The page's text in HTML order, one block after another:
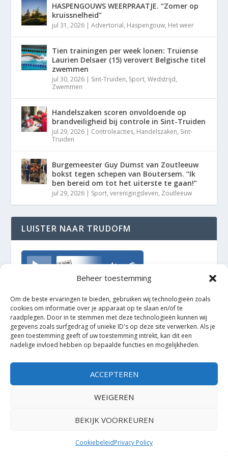
Beheer toestemming
Om de beste ervaringen te bieden, gebruiken wij technologieën zoals
cookies om informatie over je apparaat op te slaan en/of te
raadplegen. Door in te stemmen met deze technologieën kunnen wij
gegevens zoals surfgedrag of unieke ID's op deze site verwerken. Als je
geen toestemming geeft of uw toestemming intrekt, kan dit een
nadelige invloed hebben op bepaalde functies en mogelijkheden.
ACCEPTEREN
WEIGEREN
BEKIJK VOORKEUREN
CookiebeleidPrivacy Policy
HASPENGOUWS WEERPRAATJE. “Zomer op
kruissnelheid”
jul 31, 2026 |Advertorial, Haspengouw, Het weer
Tien trainingen per week lonen: Truiense
Laurien Delsaer (15) verovert Belgische titel
zwemmen
jul 30, 2026 | Sint-Truiden, Sport,Wedstrijd,
Zwemmen
Handelszaken scoren onvoldoende op
brandveiligheid bij controle in Sint-Truiden
jul 29, 2026 | Controleacties, Handelszaken, Sint-
Truiden
Burgemeester Guy Dumst van Zoutleeuw
bokst tegen schepen van Boutersem. “Ik
ben bereid om tot het uiterste te gaan!”
jul 29, 2026 | Sport,verenigingsleven, Zoutleeuw
LUISTER NAAR TRUDOFM
TrudoFM
Elegant Themes| Mogelijk gemaakt door